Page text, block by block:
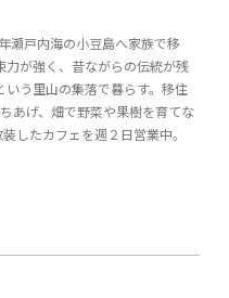
瀬戸内海の小豆島へ家族で移
が強く、昔ながらの伝統が残
いう里山の集落で暮らす。移住
あげ、畑で野菜や果樹を育てな
したカフェを週２日営業中。